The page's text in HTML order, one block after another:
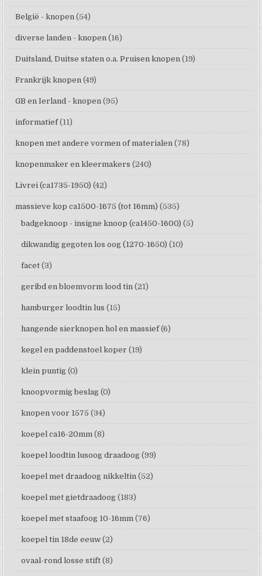
België - knopen (54)
diverse landen - knopen (16)
Duitsland, Duitse staten o.a. Pruisen knopen (19)
Frankrijk knopen (49)
GB en Ierland - knopen (95)
informatief (11)
knopen met andere vormen of materialen (78)
knopenmaker en kleermakers (240)
Livrei (ca1735-1950) (42)
massieve kop ca1500-1675 (tot 16mm) (535)
badgeknoop - insigne knoop (ca1450-1600) (5)
dikwandig gegoten los oog (1270-1650) (10)
facet (3)
geribd en bloemvorm lood tin (21)
hamburger loodtin lus (15)
hangende sierknopen hol en massief (6)
kegel en paddenstoel koper (19)
klein puntig (0)
knoopvormig beslag (0)
knopen voor 1575 (34)
koepel ca16-20mm (8)
koepel loodtin lusoog draadoog (99)
koepel met draadoog nikkeltin (52)
koepel met gietdraadoog (183)
koepel met staafoog 10-16mm (76)
koepel tin 18de eeuw (2)
ovaal-rond losse stift (8)